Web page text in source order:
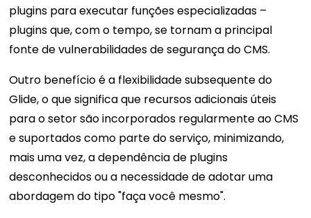
plugins para executar funções especializadas –
plugins que, com o tempo, se tornam a principal
fonte de vulnerabilidades de segurança do CMS.
Outro benefício é a flexibilidade subsequente do
Glide, o que significa que recursos adicionais úteis
para o setor são incorporados regularmente ao CMS
e suportados como parte do serviço, minimizando,
mais uma vez, a dependência de plugins
desconhecidos ou a necessidade de adotar uma
abordagem do tipo "faça você mesmo".